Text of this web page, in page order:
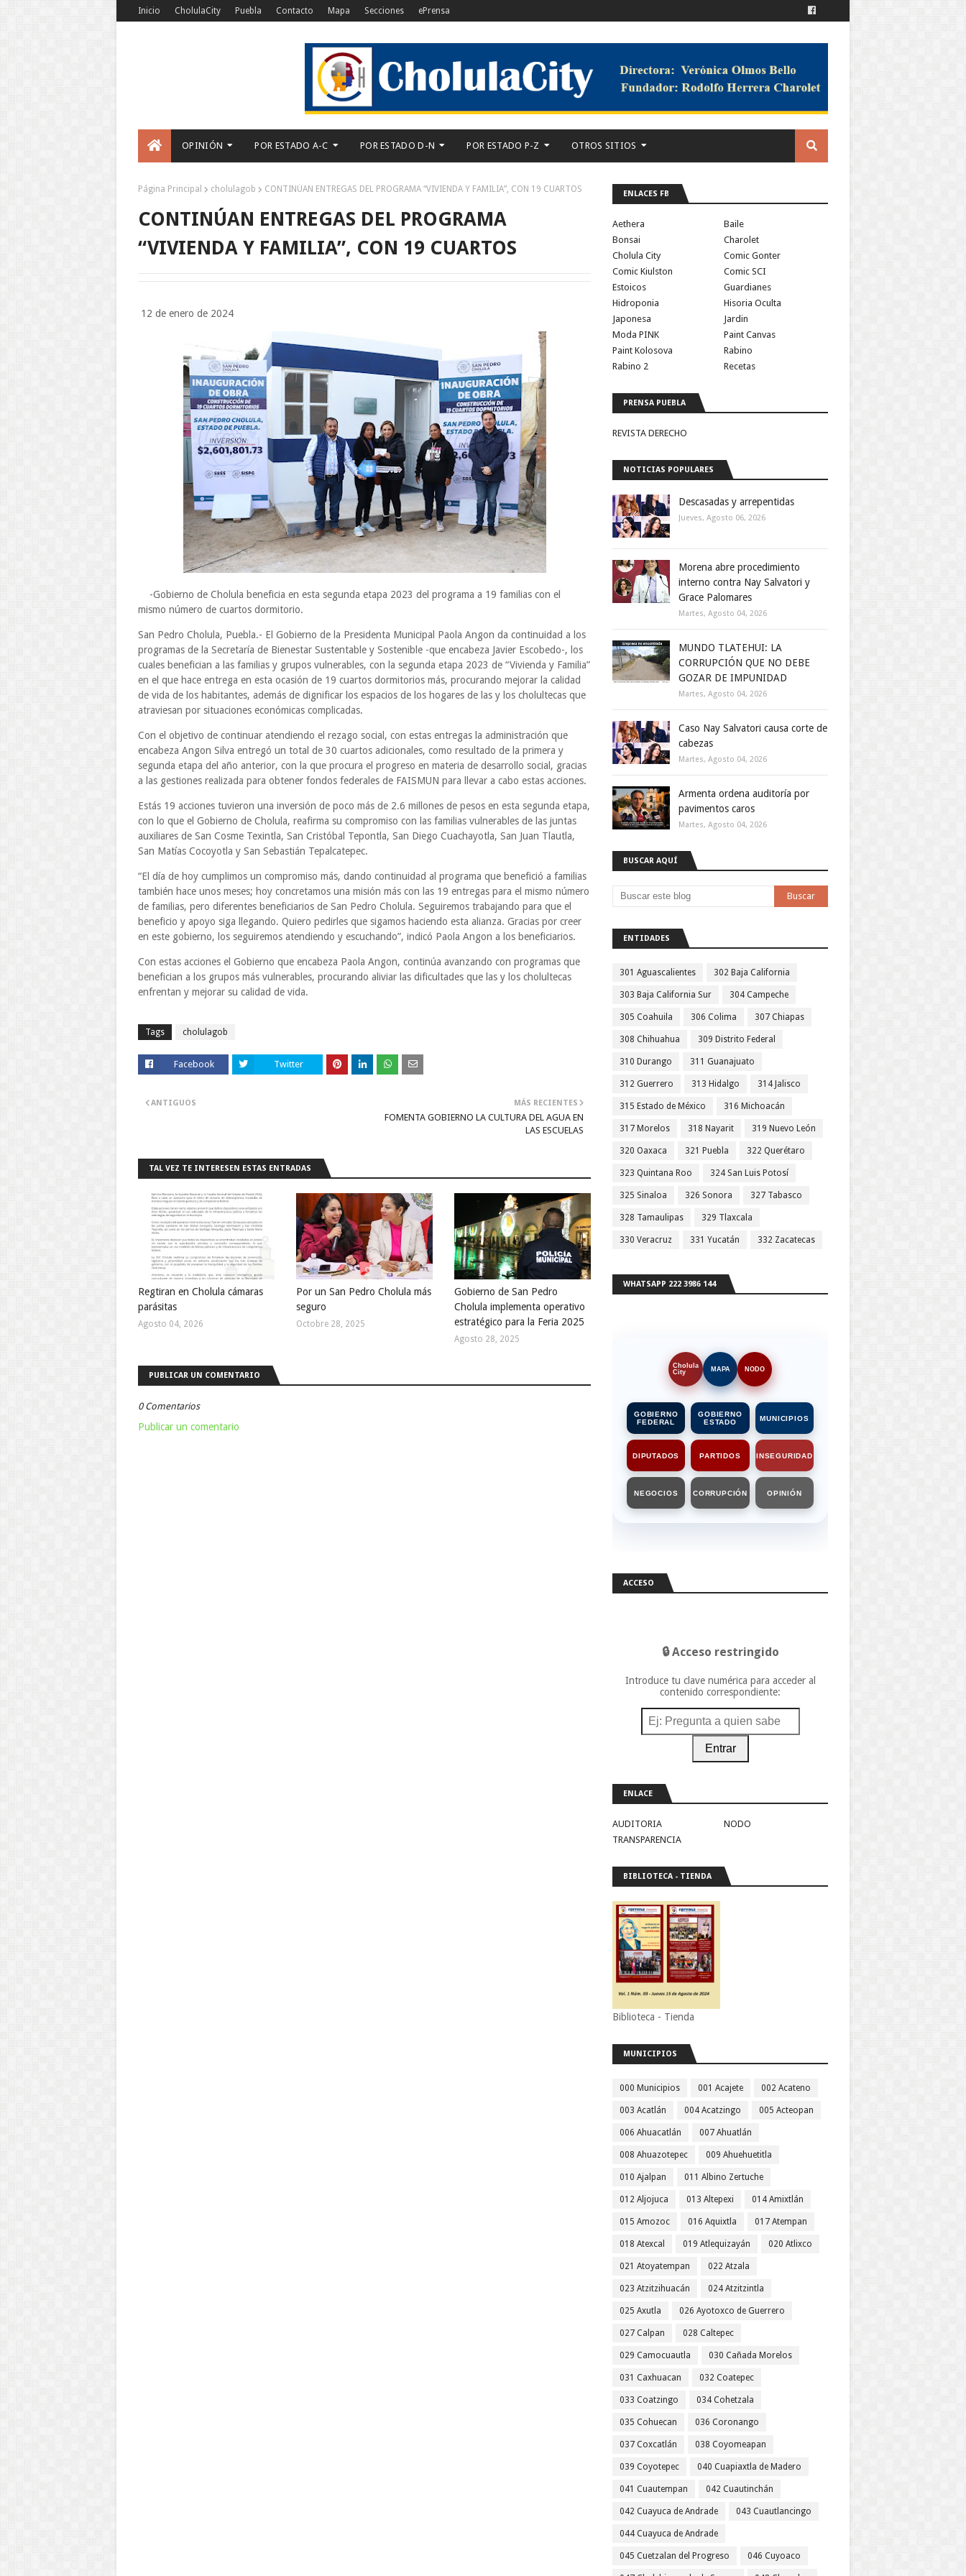
Inicio CholulaCity Puebla Contacto Mapa Secciones ePrensa
OPINIÓN POR ESTADO A-C POR ESTADO D-N POR ESTADO P-Z OTROS SITIOS
Página Principal cholulagob CONTINÚAN ENTREGAS DEL PROGRAMA “VIVIENDA Y FAMILIA”, CON 19 CUARTOS
CONTINÚAN ENTREGAS DEL PROGRAMA
“VIVIENDA Y FAMILIA”, CON 19 CUARTOS
12 de enero de 2024
-Gobierno de Cholula beneficia en esta segunda etapa 2023 del programa a 19 familias con el
mismo número de cuartos dormitorio.
San Pedro Cholula, Puebla.- El Gobierno de la Presidenta Municipal Paola Angon da continuidad a los
programas de la Secretaría de Bienestar Sustentable y Sostenible -que encabeza Javier Escobedo-, los
cuales benefician a las familias y grupos vulnerables, con la segunda etapa 2023 de “Vivienda y Familia”
en el que hace entrega en esta ocasión de 19 cuartos dormitorios más, procurando mejorar la calidad
de vida de los habitantes, además de dignificar los espacios de los hogares de las y los cholultecas que
atraviesan por situaciones económicas complicadas.
Con el objetivo de continuar atendiendo el rezago social, con estas entregas la administración que
encabeza Angon Silva entregó un total de 30 cuartos adicionales, como resultado de la primera y
segunda etapa del año anterior, con la que procura el progreso en materia de desarrollo social, gracias
a las gestiones realizada para obtener fondos federales de FAISMUN para llevar a cabo estas acciones.
Estás 19 acciones tuvieron una inversión de poco más de 2.6 millones de pesos en esta segunda etapa,
con lo que el Gobierno de Cholula, reafirma su compromiso con las familias vulnerables de las juntas
auxiliares de San Cosme Texintla, San Cristóbal Tepontla, San Diego Cuachayotla, San Juan Tlautla,
San Matías Cocoyotla y San Sebastián Tepalcatepec.
“El día de hoy cumplimos un compromiso más, dando continuidad al programa que benefició a familias
también hace unos meses; hoy concretamos una misión más con las 19 entregas para el mismo número
de familias, pero diferentes beneficiarios de San Pedro Cholula. Seguiremos trabajando para que el
beneficio y apoyo siga llegando. Quiero pedirles que sigamos haciendo esta alianza. Gracias por creer
en este gobierno, los seguiremos atendiendo y escuchando”, indicó Paola Angon a los beneficiarios.
Con estas acciones el Gobierno que encabeza Paola Angon, continúa avanzando con programas que
benefician a los grupos más vulnerables, procurando aliviar las dificultades que las y los cholultecas
enfrentan y mejorar su calidad de vida.
Tags cholulagob
Facebook Twitter
MÁS RECIENTES
FOMENTA GOBIERNO LA CULTURA DEL AGUA EN
LAS ESCUELAS
ANTIGUOS
TAL VEZ TE INTERESEN ESTAS ENTRADAS
Regtiran en Cholula cámaras
parásitas
Agosto 04, 2026
Por un San Pedro Cholula más
seguro
Octobre 28, 2025
Gobierno de San Pedro
Cholula implementa operativo
estratégico para la Feria 2025
Agosto 28, 2025
PUBLICAR UN COMENTARIO
0 Comentarios
Publicar un comentario
ENLACES FB
Aethera
Baile
Bonsai
Charolet
Cholula City
Comic Gonter
Comic Kiulston
Comic SCI
Estoicos
Guardianes
Hidroponia
Hisoria Oculta
Japonesa
Jardin
Moda PINK
Paint Canvas
Paint Kolosova
Rabino
Rabino 2
Recetas
PRENSA PUEBLA
REVISTA DERECHO
NOTICIAS POPULARES
Descasadas y arrepentidas
Jueves, Agosto 06, 2026
Morena abre procedimiento
interno contra Nay Salvatori y
Grace Palomares
Martes, Agosto 04, 2026
MUNDO TLATEHUI: LA
CORRUPCIÓN QUE NO DEBE
GOZAR DE IMPUNIDAD
Martes, Agosto 04, 2026
Caso Nay Salvatori causa corte de
cabezas
Martes, Agosto 04, 2026
Armenta ordena auditoría por
pavimentos caros
Martes, Agosto 04, 2026
BUSCAR AQUÍ
ENTIDADES
301 Aguascalientes 302 Baja California
303 Baja California Sur 304 Campeche
305 Coahuila 306 Colima 307 Chiapas
308 Chihuahua 309 Distrito Federal
310 Durango 311 Guanajuato
312 Guerrero 313 Hidalgo 314 Jalisco
315 Estado de México 316 Michoacán
317 Morelos 318 Nayarit 319 Nuevo León
320 Oaxaca 321 Puebla 322 Querétaro
323 Quintana Roo 324 San Luis Potosí
325 Sinaloa 326 Sonora 327 Tabasco
328 Tamaulipas 329 Tlaxcala
330 Veracruz 331 Yucatán 332 Zacatecas
WHATSAPP 222 3986 144
Cholula
City
MAPA NODO
GOBIERNO
FEDERAL
GOBIERNO
ESTADO
MUNICIPIOS
DIPUTADOS PARTIDOS INSEGURIDAD
NEGOCIOS CORRUPCIÓN OPINIÓN
ACCESO
🔒 Acceso restringido
Introduce tu clave numérica para acceder al
contenido correspondiente:
Entrar
ENLACE
AUDITORIA
NODO
TRANSPARENCIA
BIBLIOTECA - TIENDA
Biblioteca - Tienda
MUNICIPIOS
000 Municipios 001 Acajete 002 Acateno
003 Acatlán 004 Acatzingo 005 Acteopan
006 Ahuacatlán 007 Ahuatlán
008 Ahuazotepec 009 Ahuehuetitla
010 Ajalpan 011 Albino Zertuche
012 Aljojuca 013 Altepexi 014 Amixtlán
015 Amozoc 016 Aquixtla 017 Atempan
018 Atexcal 019 Atlequizayán 020 Atlixco
021 Atoyatempan 022 Atzala
023 Atzitzihuacán 024 Atzitzintla
025 Axutla 026 Ayotoxco de Guerrero
027 Calpan 028 Caltepec
029 Camocuautla 030 Cañada Morelos
031 Caxhuacan 032 Coatepec
033 Coatzingo 034 Cohetzala
035 Cohuecan 036 Coronango
037 Coxcatlán 038 Coyomeapan
039 Coyotepec 040 Cuapiaxtla de Madero
041 Cuautempan 042 Cuautinchán
042 Cuayuca de Andrade 043 Cuautlancingo
044 Cuayuca de Andrade
045 Cuetzalan del Progreso 046 Cuyoaco